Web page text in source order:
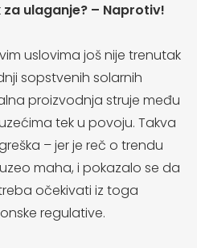
ulaganje? – Naprotiv!
uslovima još nije trenutak
sopstvenih solarnih
proizvodnja struje među
tek u povoju. Takva
– jer je reč o trendu
maha, i pokazalo se da
očekivati iz toga
regulative.